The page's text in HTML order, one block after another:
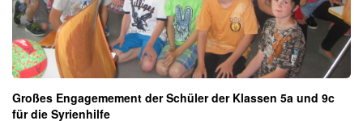
Großes Engagemement der Schüler der Klassen 5a und 9c
für die Syrienhilfe